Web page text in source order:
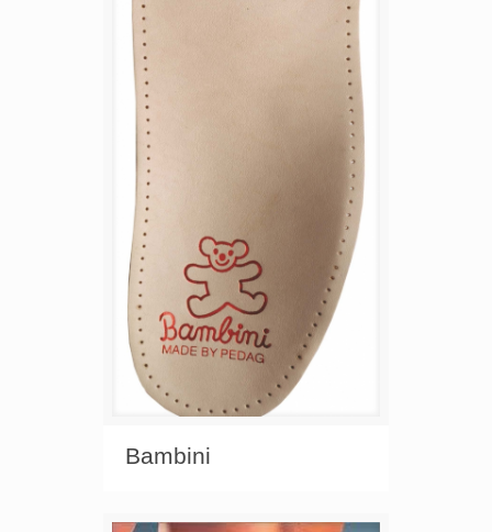
Bambini